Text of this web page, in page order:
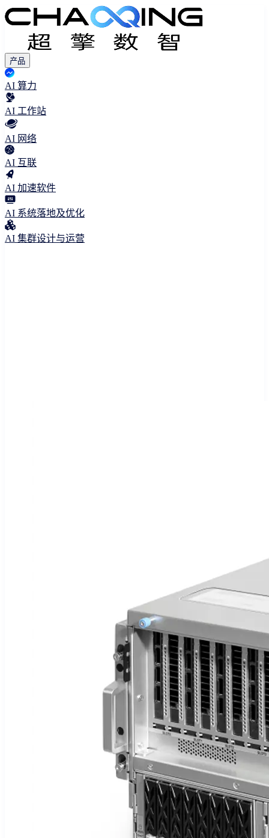
产品
AI 算力
AI 工作站
AI 网络
AI 互联
AI 加速软件
AI 系统落地及优化
AI 集群设计与运营